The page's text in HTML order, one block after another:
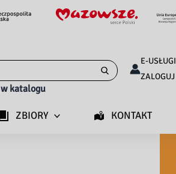
w katalogu
E-USŁUGI
ZALOGUJ
ZBIORY KONTAKT